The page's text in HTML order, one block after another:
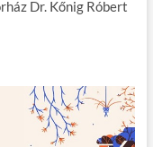
Dr. Kőnig Róbert